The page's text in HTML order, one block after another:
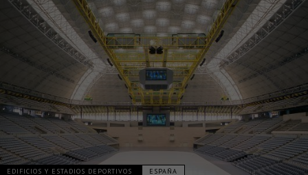
EDIFICIOS Y ESTADIOS DEPORTIVOS ESPAÑA